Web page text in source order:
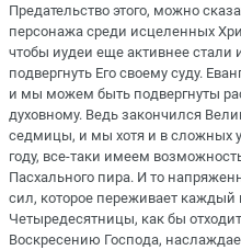
Предательство этого, можно
персонажа среди исцеленных
чтобы иудеи еще активнее стали
подвергнуть Его своему суду.
и мы можем быть подвергнуты
духовному. Ведь закончился
седмицы, и мы хотя и в сложных
году, все-таки имеем
Пасхального пира. И то
сил, которое переживает
Четыредесятницы, как бы
Воскресению Господа,